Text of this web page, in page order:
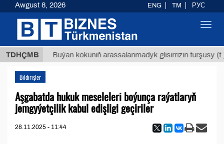
TDHÇMB
ТМТ Buýan köküniň arassalanmadyk glisirrizin turşusy (t.)
Bildirişler
Aşgabatda hukuk meseleleri boýunça raýatlaryň
jemgyýetçilik kabul edişligi geçiriler
28.11.2025 - 11:44
Awgust 8, 2026 ENG TM РУС